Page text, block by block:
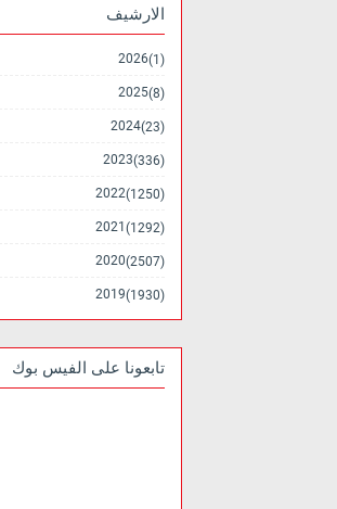
الارشيف
2026 (1)
2025 (8)
2024 (23)
2023 (336)
2022 (1250)
2021 (1292)
2020 (2507)
2019 (1930)
تابعونا على الفيس بوك